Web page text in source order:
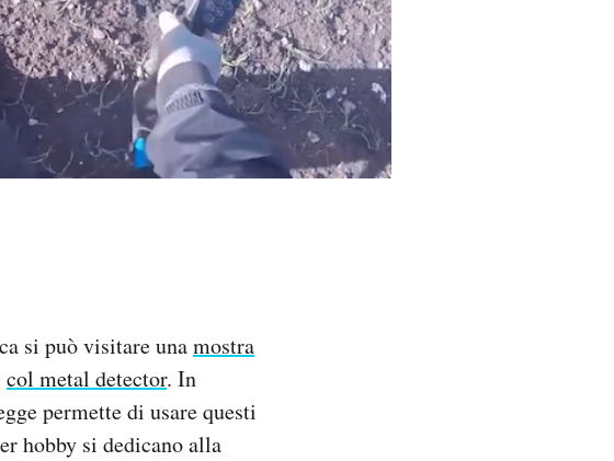
si può visitare unamostra
col metal detector. In
permette di usare questi
hobby si dedicano alla